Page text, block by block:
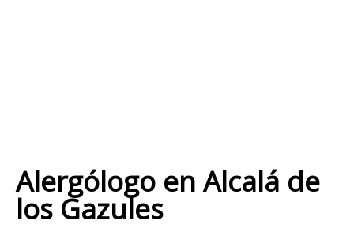
Alergólogo enAlcalá de
los Gazules